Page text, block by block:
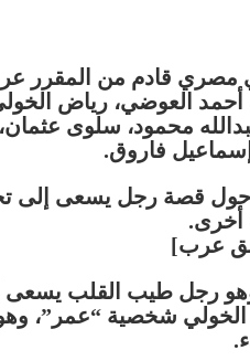
قادم من المقرر
بطولة أحمد العوضي، رياض
محمود، سلوى
فاروق.
قصة رجل يسعى إلى
أخرى.
رجل طيب القلب يسعى
الخولي شخصية “عمر”،